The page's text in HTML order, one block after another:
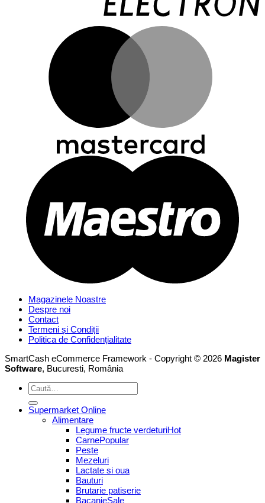
Magazinele Noastre
Despre noi
Contact
Termeni și Condiții
Politica de Confidențialitate
SmartCash eCommerce Framework - Copyright © 2026 Magister
Software, Bucuresti, România
Caută
după:
Supermarket Online
Alimentare
Legume fructe verdeturi
Carne
Peste
Mezeluri
Lactate si oua
Bauturi
Brutarie patiserie
Bacanie